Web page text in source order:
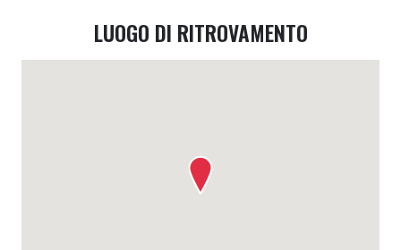
LUOGO DI RITROVAMENTO